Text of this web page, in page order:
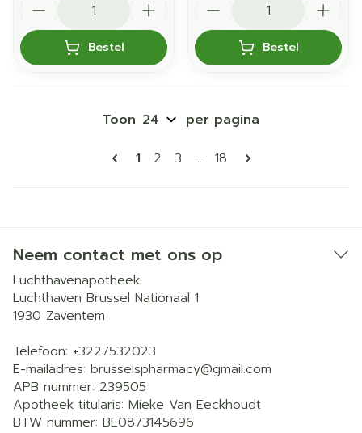
Bestel Bestel
Pagina's
U lees momenteel pagina
1 Pagina
2 Pagina
3 ... Pagina
18
Toon per pagina
Neem contact met ons op
Luchthavenapotheek
Luchthaven Brussel Nationaal 1
1930 Zaventem
Telefoon: +3227532023
E-mailadres: brusselspharmacy@gmail.com
APB nummer: 239505
Apotheek titularis: Mieke Van Eeckhoudt
BTW nummer: BE0873145696